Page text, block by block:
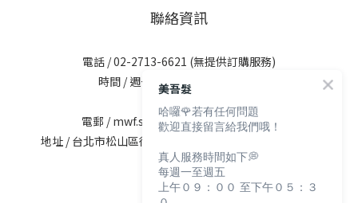
聯絡資訊
電話 / 02-2713-6621 (無提供訂購服務)
時間 / 週一至週五 09:30-12:00；
電郵 / mwf.service@maywufa.com.tw
地址 / 台北市松山區復興北路167號5樓(無提供現場販售)
美吾髮
哈囉🌹若有任何問題
歡迎直接留言給我們哦！
真人服務時間如下💭
每週一至週五
上午０９：００ 至下午０５：３